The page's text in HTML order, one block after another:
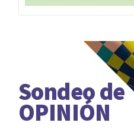
Sondeo de
OPINIÓN